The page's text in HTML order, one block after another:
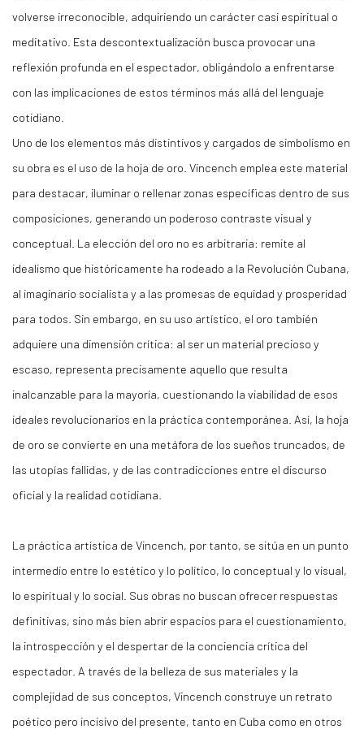
volverse irreconocible, adquiriendo un carácter casi espiritual o
meditativo. Esta descontextualización busca provocar una
reflexión profunda en el espectador, obligándolo a enfrentarse
con las implicaciones de estos términos más allá del lenguaje
cotidiano.
Uno de los elementos más distintivos y cargados de simbolismo en
su obra es el uso de la hoja de oro. Vincench emplea este material
para destacar, iluminar o rellenar zonas específicas dentro de sus
composiciones, generando un poderoso contraste visual y
conceptual. La elección del oro no es arbitraria: remite al
idealismo que históricamente ha rodeado a la Revolución Cubana,
al imaginario socialista y a las promesas de equidad y prosperidad
para todos. Sin embargo, en su uso artístico, el oro también
adquiere una dimensión crítica: al ser un material precioso y
escaso, representa precisamente aquello que resulta
inalcanzable para la mayoría, cuestionando la viabilidad de esos
ideales revolucionarios en la práctica contemporánea. Así, la hoja
de oro se convierte en una metáfora de los sueños truncados, de
las utopías fallidas, y de las contradicciones entre el discurso
oficial y la realidad cotidiana.
La práctica artística de Vincench, por tanto, se sitúa en un punto
intermedio entre lo estético y lo político, lo conceptual y lo visual,
lo espiritual y lo social. Sus obras no buscan ofrecer respuestas
definitivas, sino más bien abrir espacios para el cuestionamiento,
la introspección y el despertar de la conciencia crítica del
espectador. A través de la belleza de sus materiales y la
complejidad de sus conceptos, Vincench construye un retrato
poético pero incisivo del presente, tanto en Cuba como en otros